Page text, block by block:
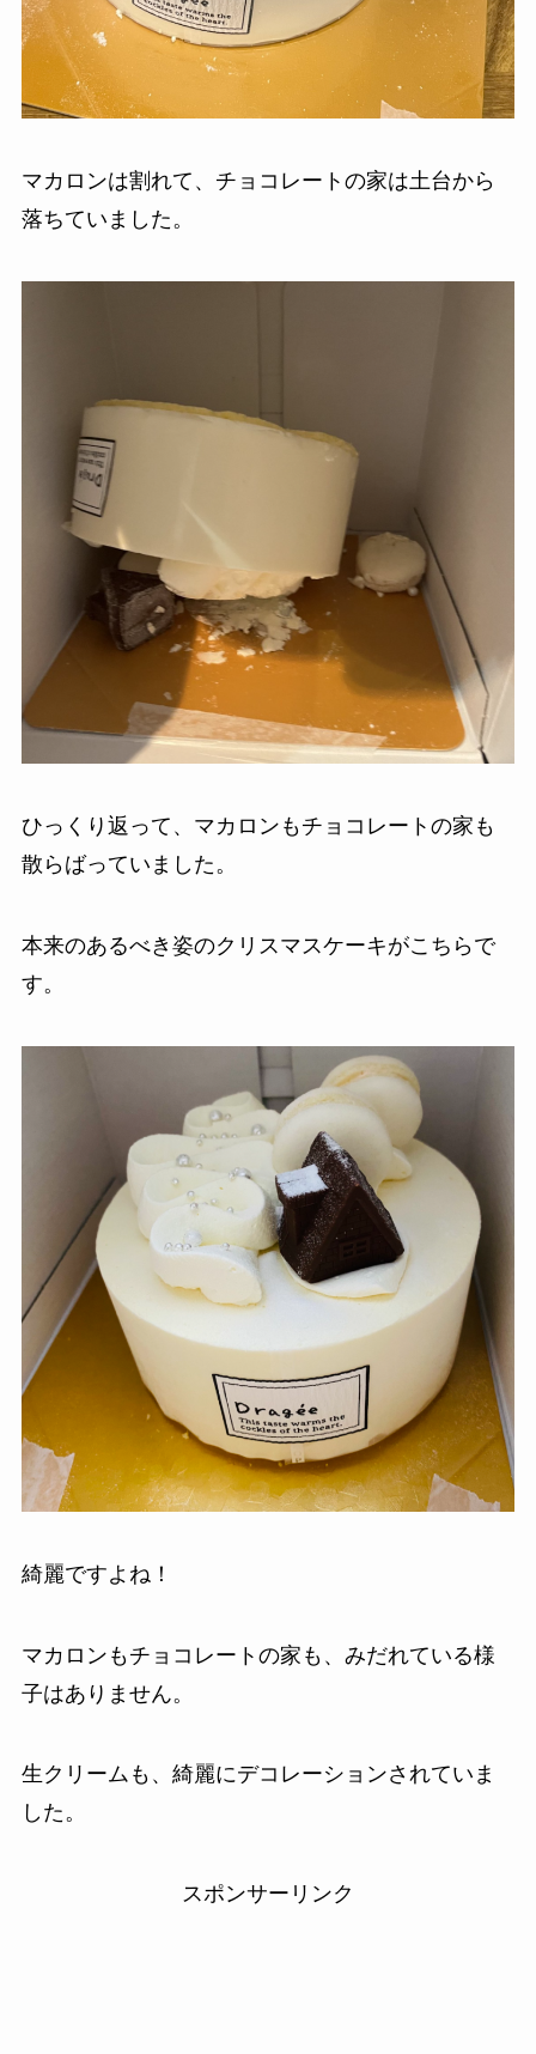
マカロンは割れて、チョコレートの家は土台から
落ちていました。
ひっくり返って、マカロンもチョコレートの家も
散らばっていました。
本来のあるべき姿のクリスマスケーキがこちらで
す。
綺麗ですよね！
マカロンもチョコレートの家も、みだれている様
子はありません。
生クリームも、綺麗にデコレーションされていま
した。
スポンサーリンク